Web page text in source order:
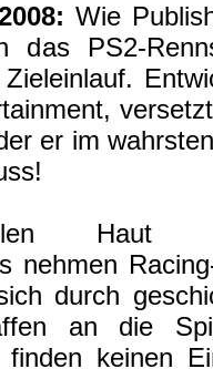
Wie
das PS2-
er im
Haut
nehmen
durch
an die
finden keinen